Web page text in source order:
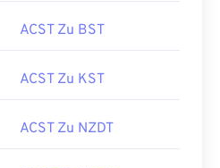
ACST Zu BST
ACST Zu KST
ACST Zu NZDT